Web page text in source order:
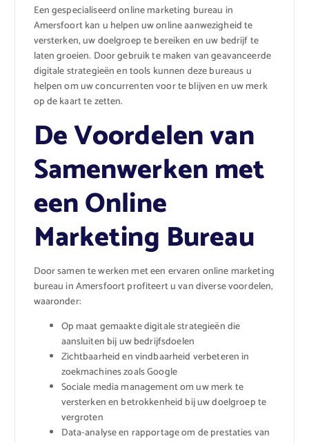
Een gespecialiseerd online marketing bureau in
Amersfoort kan u helpen uw online aanwezigheid te
versterken, uw doelgroep te bereiken en uw bedrijf te
laten groeien. Door gebruik te maken van geavanceerde
digitale strategieën en tools kunnen deze bureaus u
helpen om uw concurrenten voor te blijven en uw merk
op de kaart te zetten.
De Voordelen van
Samenwerken met
een Online
Marketing Bureau
Door samen te werken met een ervaren online marketing
bureau in Amersfoort profiteert u van diverse voordelen,
waaronder:
Op maat gemaakte digitale strategieën die
aansluiten bij uw bedrijfsdoelen
Zichtbaarheid en vindbaarheid verbeteren in
zoekmachines zoals Google
Sociale media management om uw merk te
versterken en betrokkenheid bij uw doelgroep te
vergroten
Data-analyse en rapportage om de prestaties van